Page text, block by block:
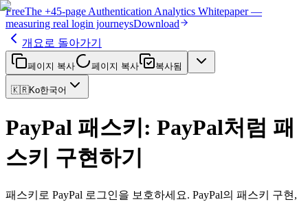
FreeThe +45-page Authentication Analytics Whitepaper —
measuring real login journeysDownload
개요로 돌아가기
페이지 복사 페이지 복사 복사됨
🇰🇷Ko한국어
PayPal 패스키: PayPal처럼 패
스키 구현하기
패스키로 PayPal 로그인을 보호하세요. PayPal의 패스키 구현,